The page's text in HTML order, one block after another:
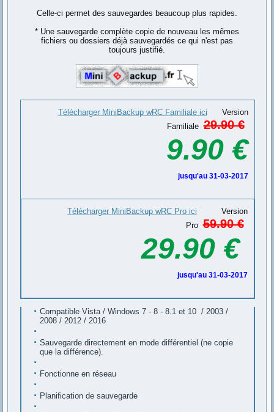
Celle-ci permet des sauvegardes beaucoup plus rapides.
* Une sauvegarde complète copie de nouveau les mêmes
fichiers ou dossiers déjà sauvegardés ce qui n'est pas
toujours justifié.
Télécharger MiniBackup wRC Familiale ici
Version
Familiale29.90 €
9.90 €
jusqu'au 31-03-2017
Télécharger MiniBackup wRC Pro ici
Version
Pro59.90 €
29.90 €
jusqu'au 31-03-2017
Compatible Vista / Windows 7 - 8 - 8.1 et 10 / 2003 /
2008 / 2012 / 2016
Sauvegarde directement en mode différentiel (ne copie
que la différence).
Fonctionne en réseau
Planification de sauvegarde